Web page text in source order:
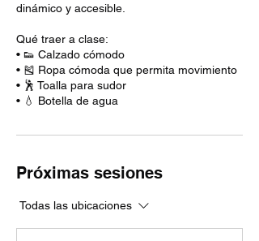
dinámico y accesible.
Qué traer a clase:
• 👟 Calzado cómodo
• 🎽 Ropa cómoda que permita movimiento
• 🕺 Toalla para sudor
• 💧 Botella de agua
Próximas sesiones
Todas las ubicaciones